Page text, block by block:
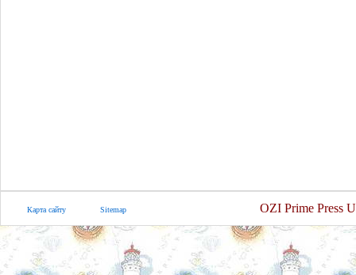
Карта сайту Sitemap OZI Prime Press